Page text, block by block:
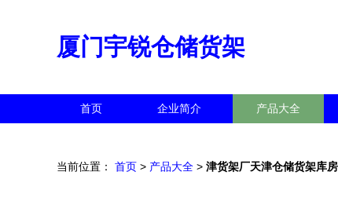
厦门宇锐仓储货架
首页 企业简介 产品大全
当前位置： 首页 > 产品大全 > 津货架厂天津仓储货架库